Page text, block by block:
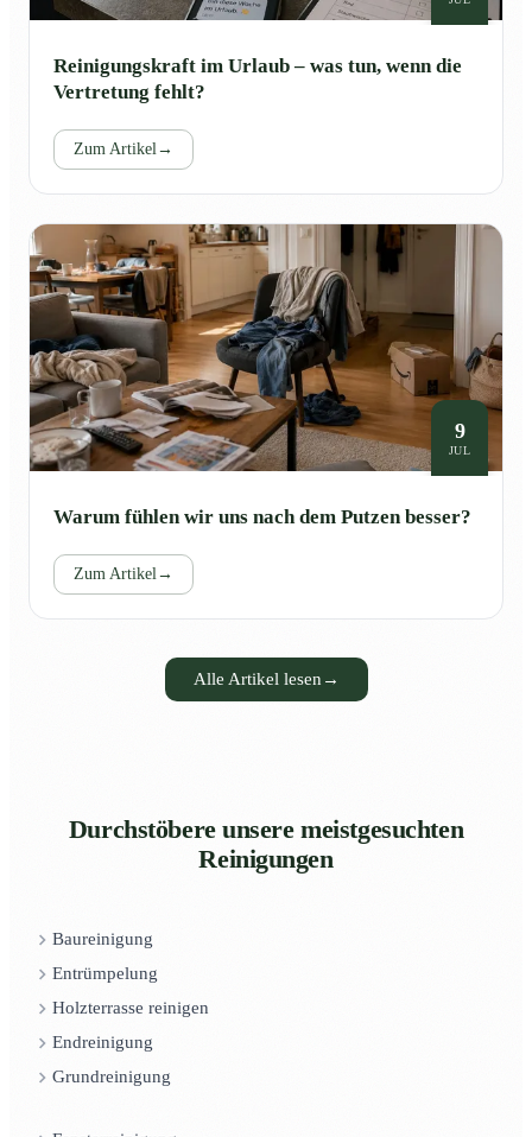
Reinigungskraft im Urlaub – was tun, wenn die
Vertretung fehlt?
Zum Artikel→
9
JUL
Warum fühlen wir uns nach dem Putzen besser?
Zum Artikel→
Alle Artikel lesen →
Durchstöbere unsere meistgesuchten
Reinigungen
Baureinigung
Entrümpelung
Holzterrasse reinigen
Endreinigung
Grundreinigung